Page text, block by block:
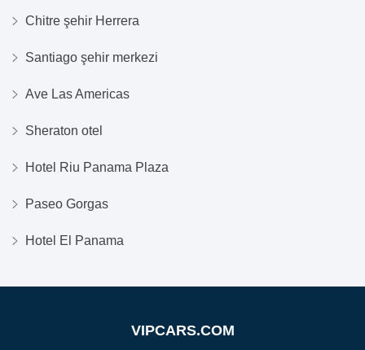
Chitre şehir Herrera
Santiago şehir merkezi
Ave Las Americas
Sheraton otel
Hotel Riu Panama Plaza
Paseo Gorgas
Hotel El Panama
VIPCARS.COM